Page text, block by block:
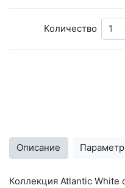
Количество
Описание
Коллекция Atlantic White